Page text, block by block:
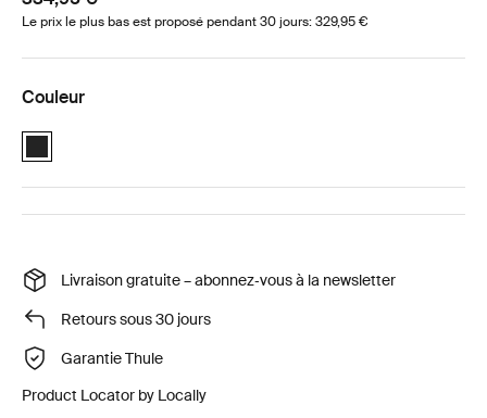
Le prix le plus bas est proposé pendant 30 jours: 329,95 €
Couleur
Thule K-Guard Noir (selected)
Livraison gratuite – abonnez‑vous à la newsletter
Retours sous 30 jours
Garantie Thule
Product Locator by Locally